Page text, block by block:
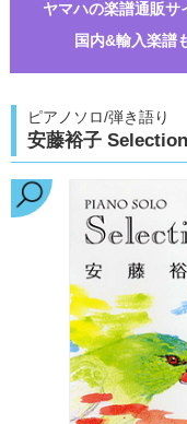
ヤマハの楽譜通販サ
国内&輸入楽譜
ピアノソロ/弾き語り
安藤裕子